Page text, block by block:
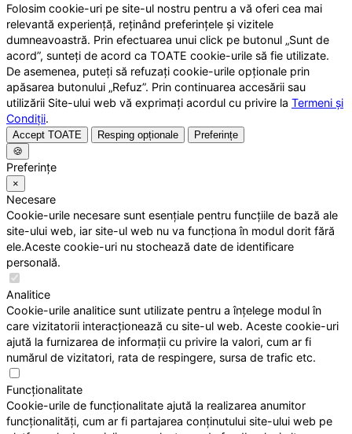
Folosim cookie-uri pe site-ul nostru pentru a vă oferi cea mai
relevantă experiență, reținând preferințele și vizitele
dumneavoastră. Prin efectuarea unui click pe butonul „Sunt de
acord”, sunteți de acord ca TOATE cookie-urile să fie utilizate.
De asemenea, puteți să refuzați cookie-urile opționale prin
apăsarea butonului „Refuz”. Prin continuarea accesării sau
utilizării Site-ului web vă exprimați acordul cu privire la Termeni și
Condiții.
Accept TOATE Resping opționale
Preferințe
🍪
Preferințe
×
Necesare
Cookie-urile necesare sunt esențiale pentru funcțiile de bază ale
site-ului web, iar site-ul web nu va funcționa în modul dorit fără
ele.Aceste cookie-uri nu stochează date de identificare
personală.
Analitice
Cookie-urile analitice sunt utilizate pentru a înțelege modul în
care vizitatorii interacționează cu site-ul web. Aceste cookie-uri
ajută la furnizarea de informații cu privire la valori, cum ar fi
numărul de vizitatori, rata de respingere, sursa de trafic etc.
Funcționalitate
Cookie-urile de funcționalitate ajută la realizarea anumitor
funcționalități, cum ar fi partajarea conținutului site-ului web pe